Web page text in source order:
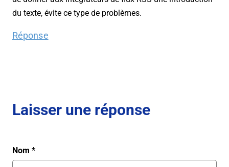
du texte, évite ce type de problèmes.
Réponse
Laisser une réponse
Nom *